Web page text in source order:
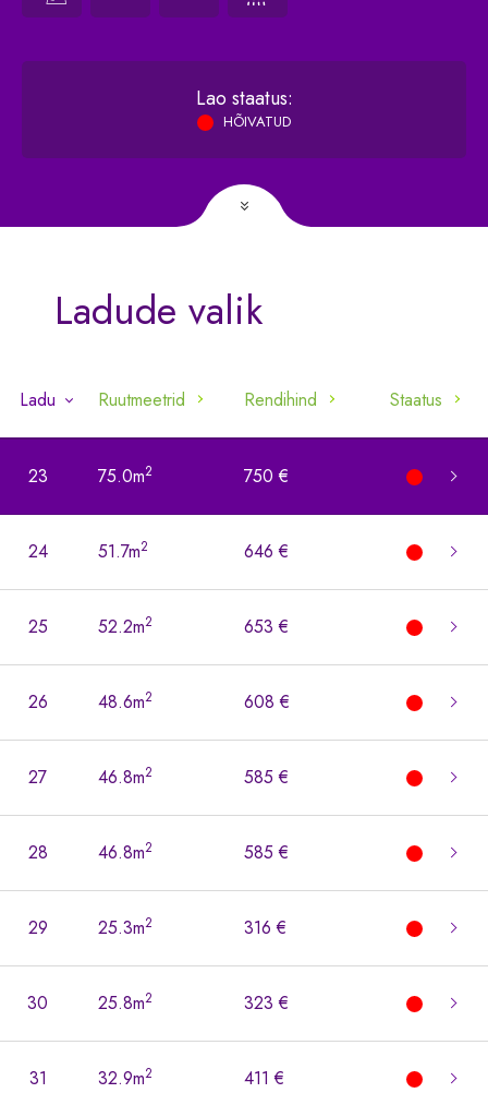
Vahelae pindala:0/m2
Lao staatus:
HÕIVATUD
Ladude valik
Ladu Ruutmeetrid Rendihind Staatus
23 75.0m2 750 €
24 51.7m2 646 €
25 52.2m2 653 €
26 48.6m2 608 €
27 46.8m2 585 €
28 46.8m2 585 €
29 25.3m2 316 €
30 25.8m2 323 €
31 32.9m2 411 €